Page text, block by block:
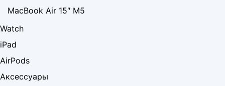
MacBook Air 15″ M5
Watch
iPad
AirPods
Аксессуары